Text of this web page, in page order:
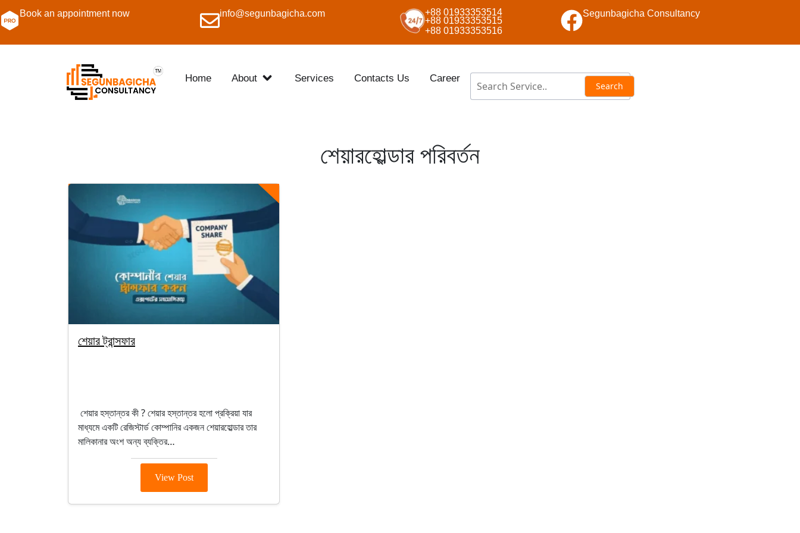
Book an appointment now info@segunbagicha.com
+88 01933353514
+88 01933353515
+88 01933353516
Segunbagicha Consultancy
Home About Services Contacts Us Career
শেয়ারহোল্ডার পরিবর্তন
শেয়ার ট্রান্সফার
শেয়ার হস্তান্তর কী ? শেয়ার হস্তান্তর হলো প্রক্রিয়া যার
মাধ্যমে একটি রেজিস্টার্ড কোম্পানির একজন শেয়ারহোল্ডার তার
মালিকানার অংশ অন্য ব্যক্তির…
View Post